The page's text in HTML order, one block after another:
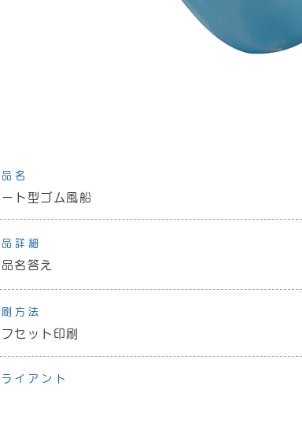
名
ト型ゴム風船
詳細
名答え
方法
セット印刷
ライアント